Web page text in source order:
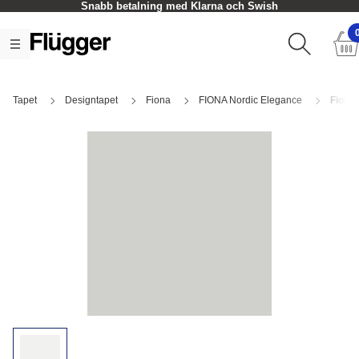
Snabb betalning med Klarna och Swish
Tapet Designtapet Fiona FIONA Nordic Elegance